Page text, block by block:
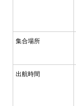
集合場所
出航時間